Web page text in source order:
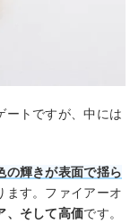
ートですが、中には
の輝きが表面で揺ら
ます。ファイアーオ
、そして高価です。